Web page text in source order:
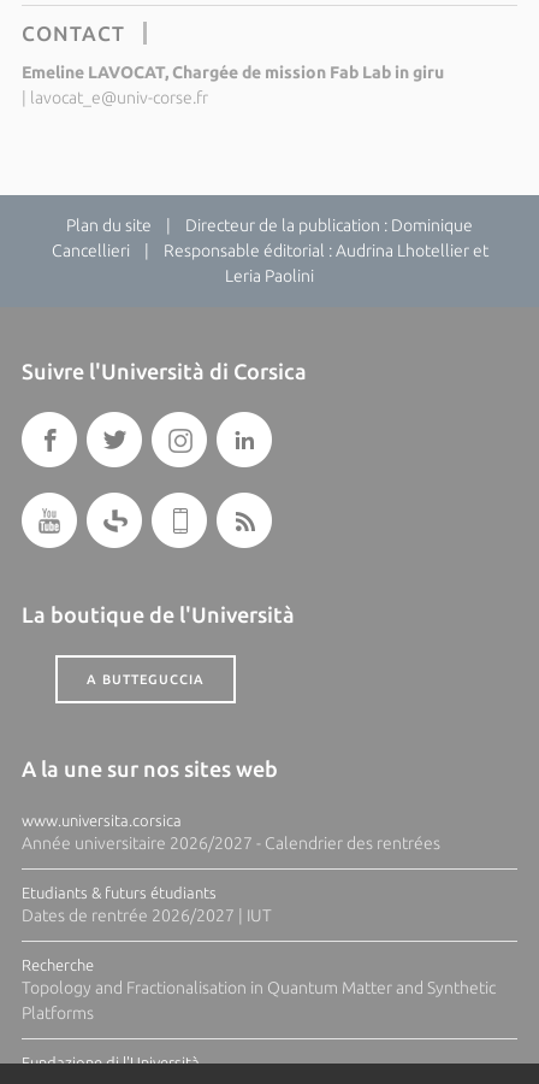
CONTACT
Emeline LAVOCAT, Chargée de mission Fab Lab in giru
lavocat_e@univ-corse.fr
Plan du site | Directeur de la publication : Dominique
Cancellieri | Responsable éditorial : Audrina Lhotellier et
Leria Paolini
Suivre l'Università di Corsica
La boutique de l'Università
A BUTTEGUCCIA
A la une sur nos sites web
www.universita.corsica
Année universitaire 2026/2027 - Calendrier des rentrées
Etudiants & futurs étudiants
Dates de rentrée 2026/2027 | IUT
Recherche
Topology and Fractionalisation in Quantum Matter and Synthetic
Platforms
Fundazione di l'Università